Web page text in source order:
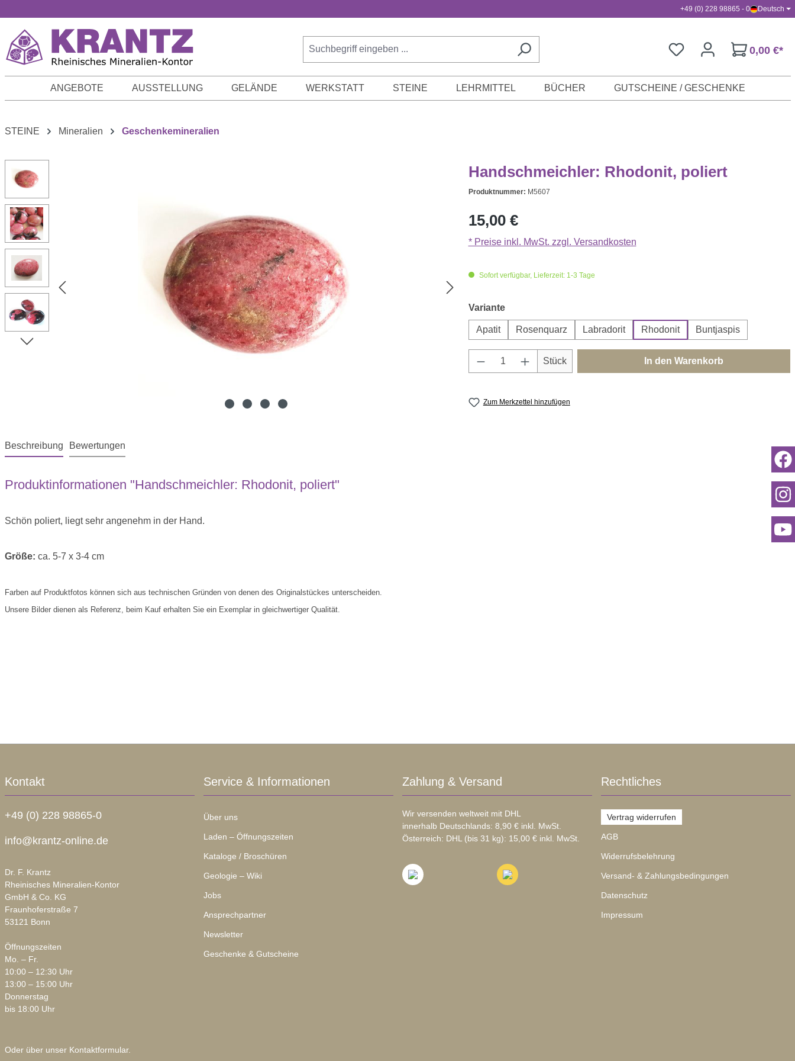
+49 (0) 228 98865 - 0 Deutsch
0,00 €*
ANGEBOTE AUSSTELLUNG GELÄNDE WERKSTATT STEINE LEHRMITTEL BÜCHER GUTSCHEINE / GESCHENKE
STEINE Mineralien Geschenkemineralien
Handschmeichler: Rhodonit, poliert
Produktnummer: M5607
Regulärer Preis:
15,00 €
* Preise inkl. MwSt. zzgl. Versandkosten
Sofort verfügbar, Lieferzeit: 1-3 Tage
Varianteauswählen
Apatit Rosenquarz Labradorit Rhodonit Buntjaspis
Produkt Anzahl: Gib den gewünschten Wert ein
Stück In den Warenkorb
Zum Merkzettel hinzufügen
Beschreibung Bewertungen
Produktinformationen "Handschmeichler: Rhodonit, poliert"
Schön poliert, liegt sehr angenehm in der Hand.
Größe: ca. 5-7 x 3-4 cm
Farben auf Produktfotos können sich aus technischen Gründen von denen des Originalstückes unterscheiden.
Unsere Bilder dienen als Referenz, beim Kauf erhalten Sie ein Exemplar in gleichwertiger Qualität.
Kontakt
+49 (0) 228 98865-0
info@krantz-online.de
Dr. F. Krantz
Rheinisches Mineralien-Kontor
GmbH & Co. KG
Fraunhoferstraße 7
53121 Bonn
Öffnungszeiten
Mo. – Fr.
10:00 – 12:30 Uhr
13:00 – 15:00 Uhr
Donnerstag
bis 18:00 Uhr
Oder über unser Kontaktformular.
Service & Informationen
Über uns
Laden – Öffnungszeiten
Kataloge / Broschüren
Geologie – Wiki
Jobs
Ansprechpartner
Newsletter
Geschenke & Gutscheine
Zahlung & Versand
Wir versenden weltweit mit DHL
innerhalb Deutschlands: 8,90 € inkl. MwSt.
Österreich: DHL (bis 31 kg): 15,00 € inkl. MwSt.
Rechtliches
Vertrag widerrufen
AGB
Widerrufsbelehrung
Versand- & Zahlungsbedingungen
Datenschutz
Impressum